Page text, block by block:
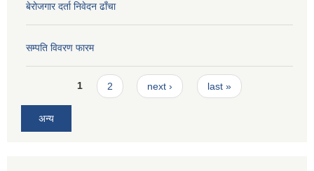
बेरोजगार दर्ता निवेदन ढाँचा
सम्पति विवरण फारम
Pages1 2 next › last »
अन्य